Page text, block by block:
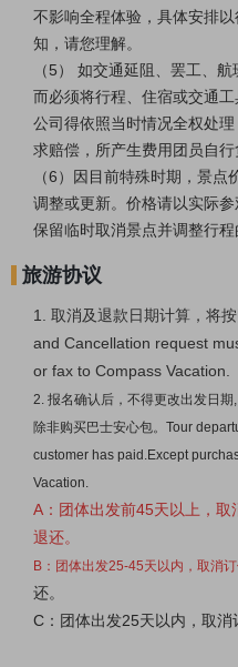
不影响全程体验，具体安排
知，请您理解。
（5） 如交通延阻、罢工、
而必须将行程、住宿或交通
公司得依照当时情况全权处
求赔偿，所产生费用团员自行
（6）因目前特殊时期，景
调整或更新。价格请以实际
保留临时取消景点并调整行程
旅游协议
1. 取消及退款日期计算，将
and Cancellation request
or fax to Compass Vacation.
2. 报名确认后，不得更改出发日期
除非购买巴士安心包。 Tour
customer has paid. Except
Vacation.
A：团体出发前45天以上，
退还。
B：团体出发25-45天以内，取消订
还。
C： 团体出发25天以内，取消